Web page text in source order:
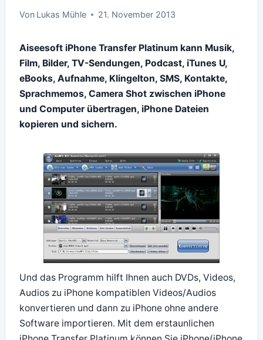
Von Lukas Mühle 21. November 2013
Aiseesoft iPhone Transfer Platinum kann Musik,
Film, Bilder, TV-Sendungen, Podcast, iTunes U,
eBooks, Aufnahme, Klingelton, SMS, Kontakte,
Sprachmemos, Camera Shot zwischen iPhone
und Computer übertragen, iPhone Dateien
kopieren und sichern.
Und das Programm hilft Ihnen auch DVDs, Videos,
Audios zu iPhone kompatiblen Videos/Audios
konvertieren und dann zu iPhone ohne andere
Software importieren. Mit dem erstaunlichen